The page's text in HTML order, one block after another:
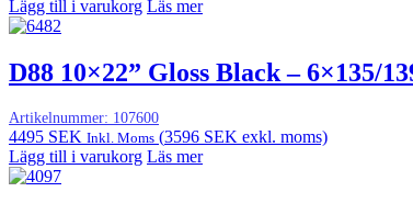
Lägg till i varukorg Läs mer
D88 10×22” Gloss Black – 6×135/
Artikelnummer: 107600
4495 SEK Inkl. Moms (3596 SEK exkl. moms)
Lägg till i varukorg Läs mer